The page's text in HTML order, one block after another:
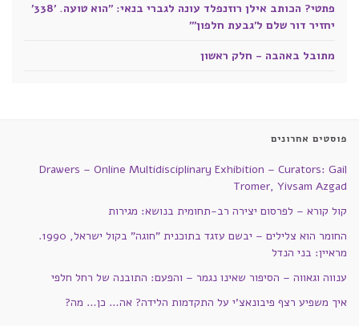
פתטי? הכותב אילן רוזנפלד עונה לגברי בנאי: "הוא טועה. '338'
יחזיר דור שלם ל'גבעת חלפון'"
מתובל באהבה - חלק ראשון
פוסטים אחרונים
Drawers – Online Multidisciplinary Exhibition – Curators: Gail
Tromer, Yivsam Azgad
קול קורא – לפרסום יצירה רב-תחומית בנושא: מגירות
החומר הוא צלילים – יבשם עזגד בתוכנית "חוגה" בקול ישראל, 1990.
מראיין: בני הנדל
ענווה וגאווה – הסיפור שאינו נגמר – והפעם: התובנה של רחל חלפי
איך משפיע רצף פיבונאצ'י על התקדמות הלידה? אה… כן… מה?